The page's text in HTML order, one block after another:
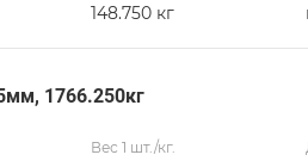
148.750 кг
1766.250кг
Вес 1 шт./кг.